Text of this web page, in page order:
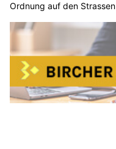
Ordnung auf den Strassen